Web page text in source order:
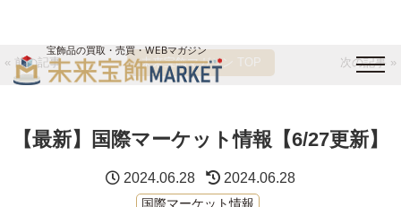
宝飾品の買取・売買・WEBマガジン
未来宝飾マガジン
運営会社
« 前の記事 未来宝飾マガジン TOP 次の記事 »
【最新】国際マーケット情報【6/27更新】
2024.06.28 2024.06.28
国際マーケット情報